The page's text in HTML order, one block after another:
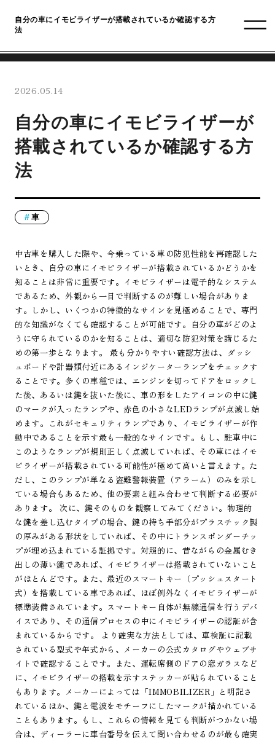
自分の車にイモビライザーが搭載されているか確認する方
法
2026.05.14
自分の車にイモビライザーが
搭載されているか確認する方
法
車
中古車を購入した際や、今乗っている車の防犯性能を再確認した
いとき、自分の車にイモビライザーが搭載されているかどうかを
知ることは非常に重要です。イモビライザーは電子的なシステム
であるため、外観から一目で判断するのが難しい場合がありま
す。しかし、いくつかの特徴的なサインを見極めることで、専門
的な知識がなくても確認することが可能です。自分の車がどのよ
うに守られているのかを知ることは、適切な防犯対策を講じるた
めの第一歩となります。 最も分かりやすい確認方法は、ダッシ
ュボードや計器類付近にあるインジケーターランプをチェックす
ることです。多くの車種では、エンジンを切ってドアをロックし
た後、あるいは鍵を抜いた後に、車の形をしたアイコンの中に鍵
のマークが入ったランプや、赤色の小さなLEDランプが点滅し始
めます。これがセキュリティランプであり、イモビライザーが作
動中であることを示す最も一般的なサインです。もし、駐車中に
このようなランプが規則正しく点滅していれば、その車にはイモ
ビライザーが搭載されている可能性が極めて高いと言えます。た
だし、このランプが単なる盗難警報装置（アラーム）のみを示し
ている場合もあるため、他の要素と組み合わせて判断する必要が
あります。 次に、鍵そのものを観察してみてください。物理的
な鍵を差し込むタイプの場合、鍵の持ち手部分がプラスチック製
の厚みがある形状をしていれば、その中にトランスポンダーチッ
プが埋め込まれている証拠です。対照的に、昔ながらの金属むき
出しの薄い鍵であれば、イモビライザーは搭載されていないこと
がほとんどです。また、最近のスマートキー（プッシュスタート
式）を搭載している車であれば、ほぼ例外なくイモビライザーが
標準装備されています。スマートキー自体が無線通信を行うデバ
イスであり、その通信プロセスの中にイモビライザーの認証が含
まれているからです。 より確実な方法としては、車検証に記載
されている型式や年式から、メーカーの公式カタログやウェブサ
イトで確認することです。また、運転席側のドアの窓ガラスなど
に、イモビライザーの搭載を示すステッカーが貼られていること
もあります。メーカーによっては「IMMOBILIZER」と明記さ
れているほか、鍵と電波をモチーフにしたマークが描かれている
こともあります。もし、これらの情報を見ても判断がつかない場
合は、ディーラーに車台番号を伝えて問い合わせるのが最も確実